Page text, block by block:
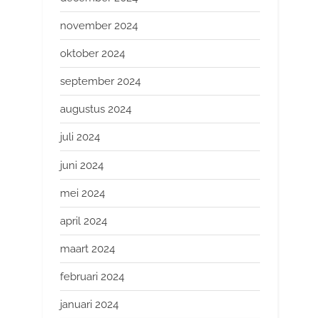
november 2024
oktober 2024
september 2024
augustus 2024
juli 2024
juni 2024
mei 2024
april 2024
maart 2024
februari 2024
januari 2024